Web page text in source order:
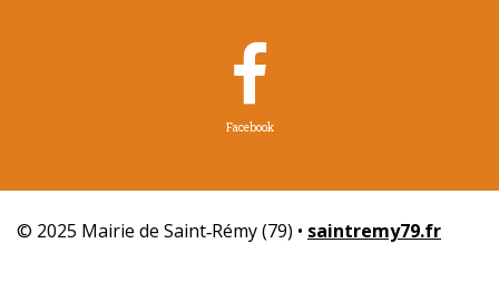

Facebook
© 2025 Mairie de Saint‑Rémy (79) • saintremy79.fr